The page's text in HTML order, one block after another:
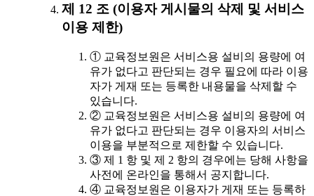
제 12 조 (이용자 게시물의 삭제 및 서비스
이용 제한)
① 교육정보원은 서비스용 설비의 용량에 여
유가 없다고 판단되는 경우 필요에 따라 이용
자가 게재 또는 등록한 내용물을 삭제할 수
있습니다.
② 교육정보원은 서비스용 설비의 용량에 여
유가 없다고 판단되는 경우 이용자의 서비스
이용을 부분적으로 제한할 수 있습니다.
③ 제 1 항 및 제 2 항의 경우에는 당해 사항을
사전에 온라인을 통해서 공지합니다.
④ 교육정보원은 이용자가 게재 또는 등록하